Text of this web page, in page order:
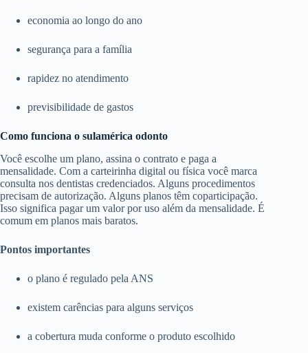
economia ao longo do ano
segurança para a família
rapidez no atendimento
previsibilidade de gastos
Como funciona o sulamérica odonto
Você escolhe um plano, assina o contrato e paga a
mensalidade. Com a carteirinha digital ou física você marca
consulta nos dentistas credenciados. Alguns procedimentos
precisam de autorização. Alguns planos têm coparticipação.
Isso significa pagar um valor por uso além da mensalidade. É
comum em planos mais baratos.
Pontos importantes
o plano é regulado pela ANS
existem carências para alguns serviços
a cobertura muda conforme o produto escolhido